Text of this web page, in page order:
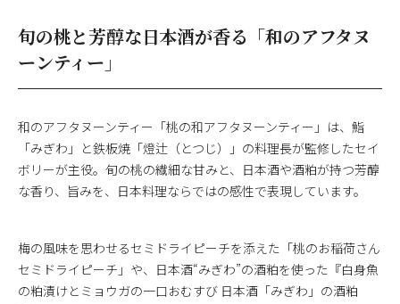
旬の桃と芳醇な⽇本酒が⾹る「和のアフタヌ
ーンティー」
和のアフタヌーンティー「桃の和アフタヌーンティー」は、鮨
「みぎわ」と鉄板焼「燈辻（とつじ）」の料理長が監修したセイ
ボリーが主役。旬の桃の繊細な甘みと、日本酒や酒粕が持つ芳醇
な香り、旨みを、日本料理ならではの感性で表現しています。
梅の風味を思わせるセミドライピーチを添えた「桃のお稲荷さん
セミドライピーチ」や、日本酒“みぎわ”の酒粕を使った『白身魚
の粕漬けとミョウガの一口おむすび 日本酒「みぎわ」の酒粕